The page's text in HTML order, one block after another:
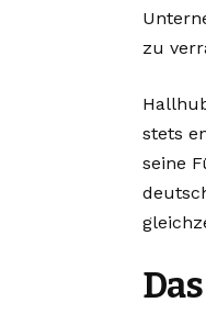
zu
stets
seine